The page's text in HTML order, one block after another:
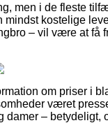
men i de fleste
kostelige
– vil være at få
om priser i
været
– betydeligt,